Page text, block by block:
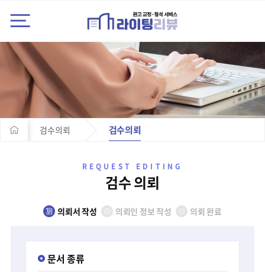
검수의뢰 검수의뢰
REQUEST EDITING
검수 의뢰
의뢰서 작성 의뢰인 정보 작성 의뢰 완료
문서 종류